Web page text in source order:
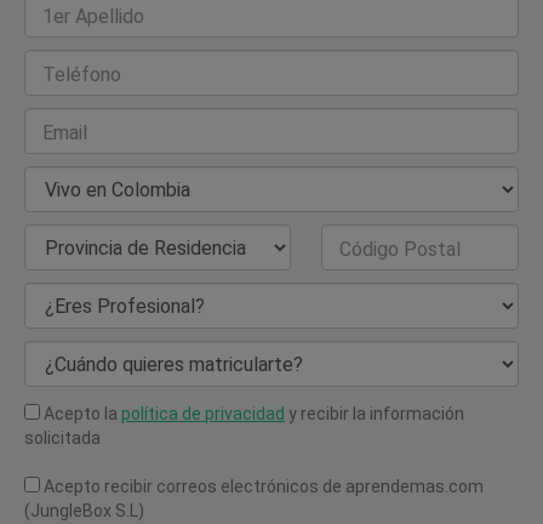
1er Apellido
Teléfono
Email
País de Residencia
Provincia de Residencia Código Postal
¿Eres Profesional?
¿Cuándo quieres matricularte?
Acepto la política de privacidad y recibir la información
solicitada
Acepto recibir correos electrónicos de aprendemas.com
(JungleBox S.L)